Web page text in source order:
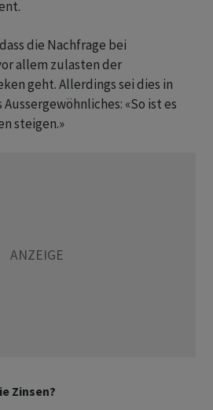
die Nachfrage bei
allem zulasten der
geht. Allerdings sei dies in
«So ist es
steigen.»
Zinsen?